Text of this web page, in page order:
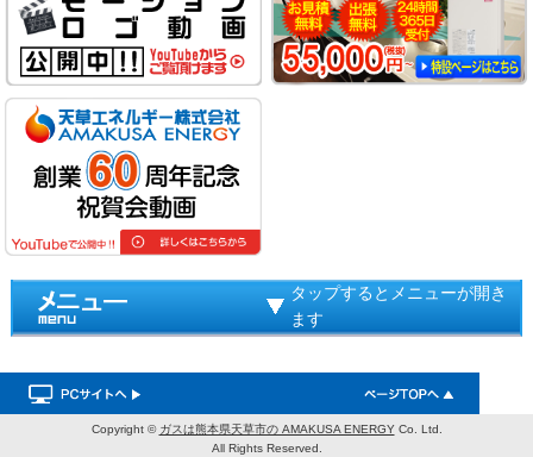
タップするとメニューが開き
ます
Copyright © ガスは熊本県天草市の AMAKUSA ENERGYCo. Ltd.
All Rights Reserved.